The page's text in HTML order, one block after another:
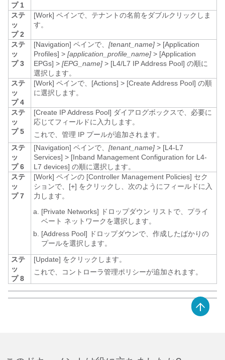
プ 1
ステ
ッ
プ 2
[Work] ペインで、テナントの名前をダブルクリックしま
す。
ステ
ッ
プ 3
[Navigation] ペインで、 [tenant_name] > [Application
Profiles] > [application_profile_name] > [Application
EPGs] > [EPG_name] > [L4/L7 IP Address Pool] の順に
選択します。
ステ
ッ
プ 4
[Work] ペインで、 [Actions] > [Create Address Pool] の順
に選択します。
ステ
ッ
プ 5
[Create IP Address Pool] ダイアログボックスで、必要に
応じてフィールドに入力します。
これで、管理 IP プールが追加されます。
ステ
ッ
プ 6
[Navigation] ペインで、 [tenant_name] > [L4-L7
Services] > [Inband Management Configuration for L4-
L7 devices] の順に選択します。
ステ
ッ
プ 7
[Work] ペインの [Controller Management Policies] セク
ションで、[+] をクリックし、次のようにフィールドに入
力します。
[Private Networks]
ドロップダウン リストで、プライ
ベート ネットワークを選択します。
[Address Pool]
ドロップダウンで、作成したばかりの
プールを選択します。
ステ
ッ
プ 8
[Update] をクリックします。
これで、コントローラ管理ポリシーが追加されます。